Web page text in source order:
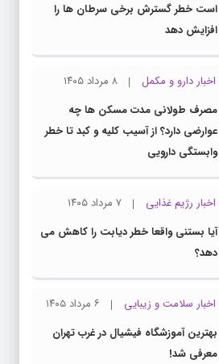
است خطر گسترش برخی سرطان ها را
افزایش دهد
اخبار دارو و مکمل
۸ مرداد ۱۴۰۵
مصرف طولانی مدت مسکن ها چه
عوارضی دارد؟ از آسیب کلیه و کبد تا خطر
وابستگی دارویی
اخبار رژیم غذایی
۷ مرداد ۱۴۰۵
آیا بستنی واقعا خطر دیابت را کاهش می
دهد؟
اخبار سلامت و زیبایی
۶ مرداد ۱۴۰۵
بهترین آموزشگاه فیشیال در غرب تهران
معرفی شد!